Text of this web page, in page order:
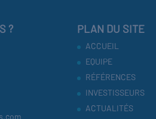
? PLAN DU SITE
ACCUEIL
EQUIPE
RÉFÉRENCES
INVESTISSEURS
ACTUALITÉS